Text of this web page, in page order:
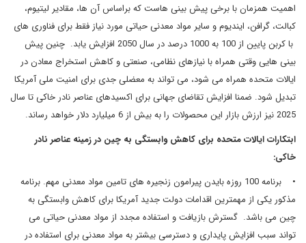
اهمیت همزمان با برخی پیش بینی هاست که براساس آن ها، مقادیر لیتیوم،
کبالت، گرافن، ایندیوم و سایر مواد معدنی حیاتی مورد نیاز فقط برای فناوری های
با کربن پایین از 100 به 1000 درصد در سال 2050 افزایش یابد. چنین پیش
بینی هایی وقتی همراه با نیازهای نظامی، صنعتی و کاهش استخراج معادن در
ایالات متحده همراه می شود، می تواند به معضلی جدی برای امنیت ملی آمریکا
تبدیل شود. ضمنا افزایش تقاضای جهانی برای اکسیدهای عناصر نادر خاکی تا سال
2025 نیز ارزش بازار این محصولات را به بیش از 6 میلیارد دلار خواهد رساند.
ابتکارات ایالات متحده برای کاهش وابستگی به چین در زمینه عناصر نادر
خاکی:
• برنامه 100 روزه بایدن پیرامون زنجیره های تامین مواد معدنی مهم. برنامه
مذکور یکی از مهمترین اقدامات دولت جدید آمریکا برای کاهش وابستگی به
چین می باشد. گسترش بازیافت و استفاده مجدد از مواد معدنی حیاتی می
تواند سبب افزایش پایداری و دسترسی بیشتر به مواد معدنی برای استفاده در